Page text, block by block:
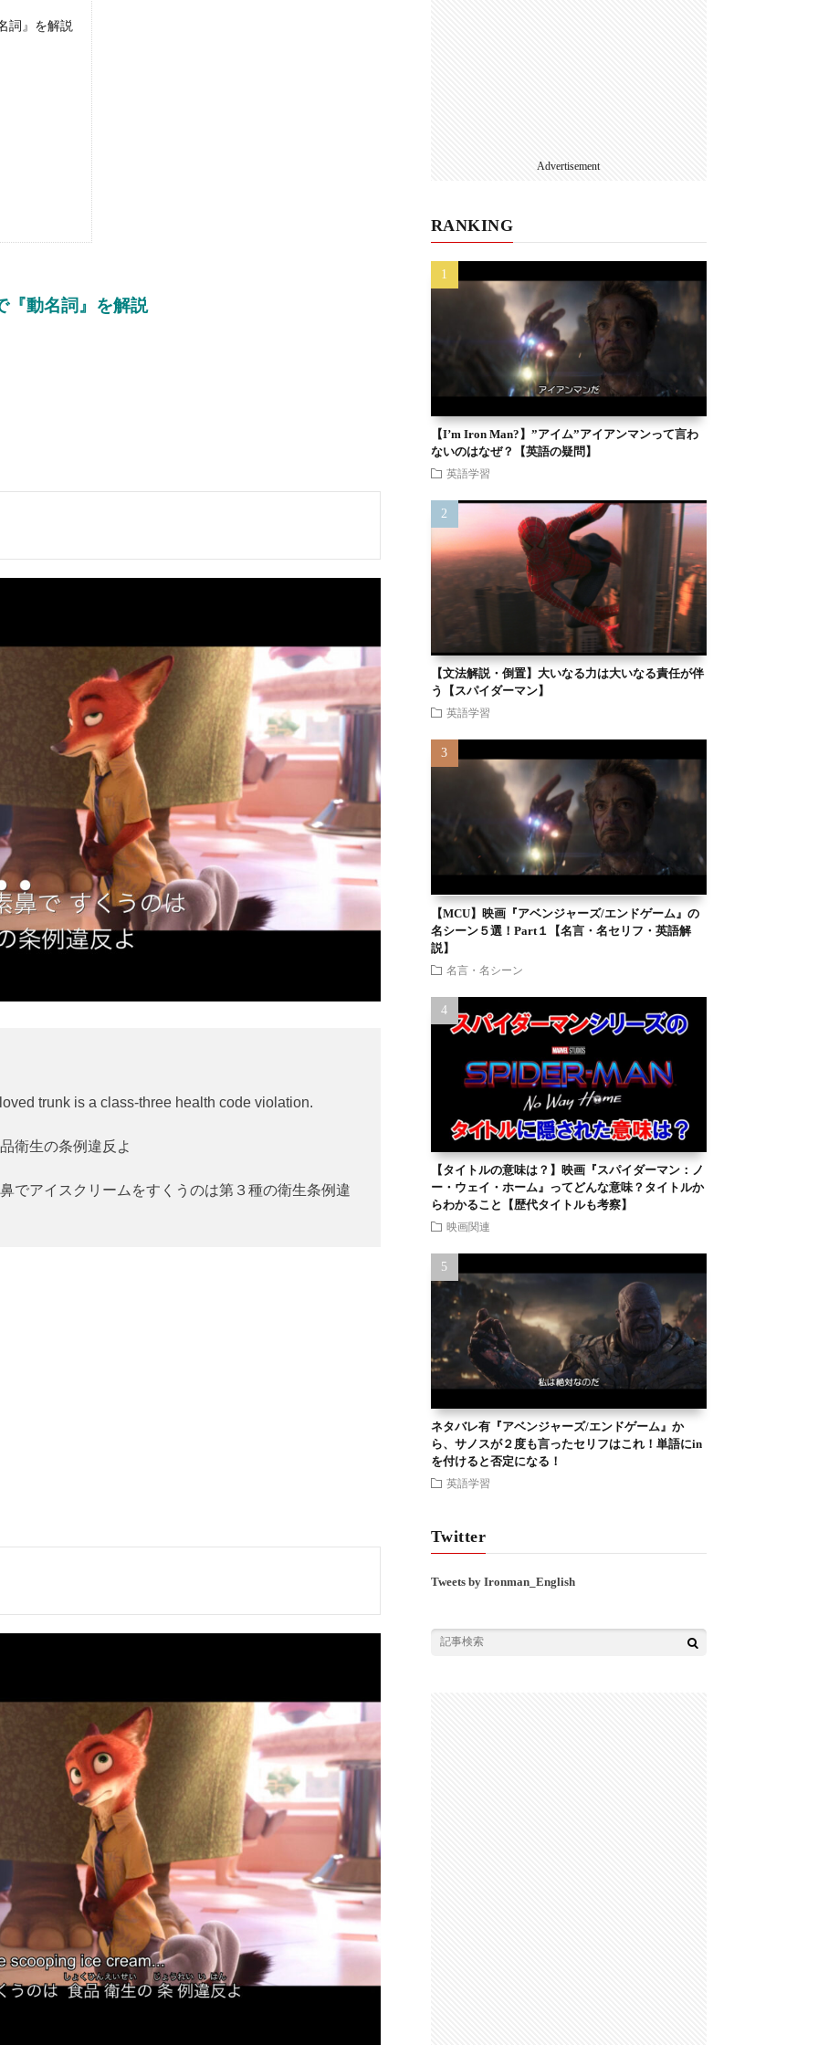
詞』を解説
『動名詞』を解説
trunk is a class-three health code violation.
衛生の条例違反よ
アイスクリームをすくうのは第３種の衛生条例違
Advertisement
RANKING
【I’m Iron Man?】”アイム”アイアンマンって言わ
ないのはなぜ？【英語の疑問】
英語学習
【文法解説・倒置】大いなる力は大いなる責任が伴
う【スパイダーマン】
英語学習
【MCU】映画『アベンジャーズ/エンドゲーム』の
名シーン５選！Part１【名言・名セリフ・英語解
説】
名言・名シーン
【タイトルの意味は？】映画『スパイダーマン：ノ
ー・ウェイ・ホーム』ってどんな意味？タイトルか
らわかること【歴代タイトルも考察】
映画関連
ネタバレ有『アベンジャーズ/エンドゲーム』か
ら、サノスが２度も言ったセリフはこれ！単語にin
を付けると否定になる！
英語学習
Twitter
Tweets by Ironman_English